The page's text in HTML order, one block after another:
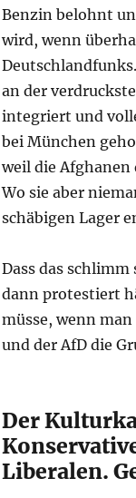
Benzin belohnt
wird, wenn
an der
integriert und
bei München
weil die Afghanen
Wo sie aber
schäbigen Lager
Dass das
dann protestiert
müsse, wenn
und der AfD die
Der
Liberalen.